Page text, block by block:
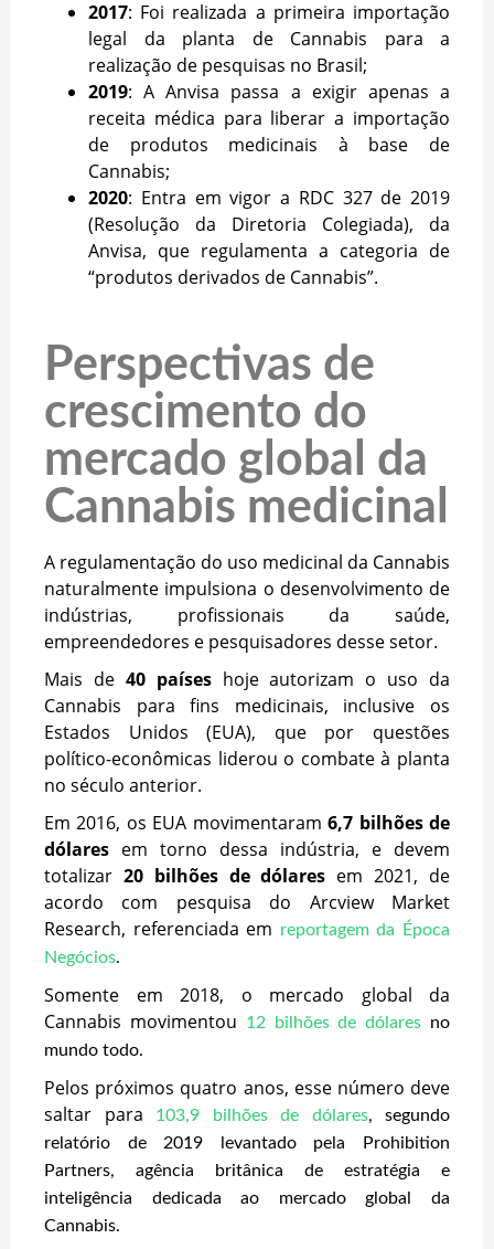
2017: Foi realizada a primeira importação
legal da planta de Cannabis para a
realização de pesquisas no Brasil;
2019: A Anvisa passa a exigir apenas a
receita médica para liberar a importação
de produtos medicinais à base de
Cannabis;
2020: Entra em vigor a RDC 327 de 2019
(Resolução da Diretoria Colegiada), da
Anvisa, que regulamenta a categoria de
“produtos derivados de Cannabis”.
Perspectivas de
crescimento do
mercado global da
Cannabis medicinal
A regulamentação do uso medicinal da Cannabis
naturalmente impulsiona o desenvolvimento de
indústrias, profissionais da saúde,
empreendedores e pesquisadores desse setor.
Mais de 40 paíseshoje autorizam o uso da
Cannabis para fins medicinais, inclusive os
Estados Unidos (EUA), que por questões
político-econômicas liderou o combate à planta
no século anterior.
Em 2016, os EUA movimentaram6,7 bilhões de
dólares em torno dessa indústria, e devem
totalizar 20 bilhões de dólares em 2021, de
acordo com pesquisa do Arcview Market
Research, referenciada em reportagem da Época
Negócios.
Somente em 2018, o mercado global da
Cannabis movimentou
12 bilhões de dólares no
mundo todo.
Pelos próximos quatro anos, esse número deve
saltar para
103,9 bilhões de dólares, segundo
relatório de 2019 levantado pela Prohibition
Partners, agência britânica de estratégia e
inteligência dedicada ao mercado global da
Cannabis.